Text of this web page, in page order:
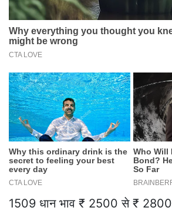
1509 धान भाव ₹ 2500 से ₹ 2800